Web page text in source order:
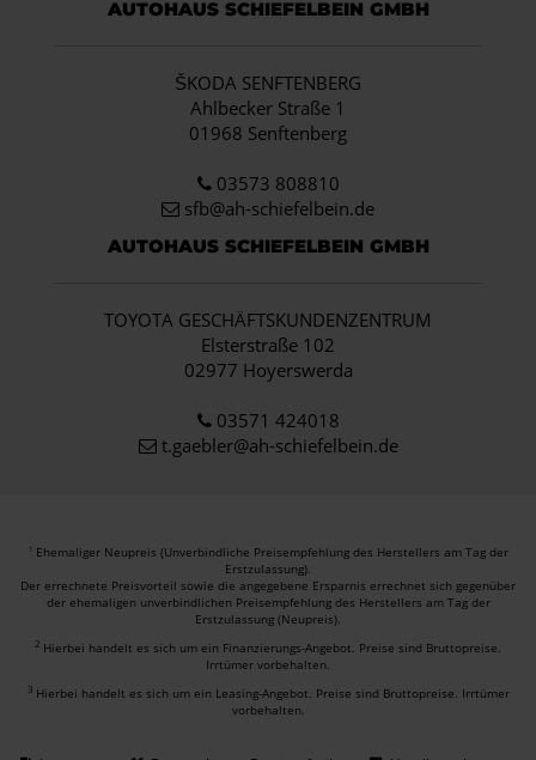
AUTOHAUS SCHIEFELBEIN GMBH
ŠKODA SENFTENBERG
Ahlbecker Straße 1
01968 Senftenberg
03573 808810
sfb@ah-schiefelbein.de
AUTOHAUS SCHIEFELBEIN GMBH
TOYOTA GESCHÄFTSKUNDENZENTRUM
Elsterstraße 102
02977 Hoyerswerda
03571 424018
t.gaebler@ah-schiefelbein.de
1 Ehemaliger Neupreis (Unverbindliche Preisempfehlung des Herstellers am Tag der
Erstzulassung).
Der errechnete Preisvorteil sowie die angegebene Ersparnis errechnet sich gegenüber
der ehemaligen unverbindlichen Preisempfehlung des Herstellers am Tag der
Erstzulassung (Neupreis).
2 Hierbei handelt es sich um ein Finanzierungs-Angebot. Preise sind Bruttopreise.
Irrtümer vorbehalten.
3 Hierbei handelt es sich um ein Leasing-Angebot. Preise sind Bruttopreise. Irrtümer
vorbehalten.